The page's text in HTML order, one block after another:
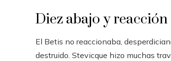
Diez abajo y reacción
El Betis no reaccionaba,
destruido. Stevicque hizo muchas